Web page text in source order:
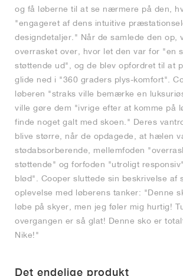
og få løberne til at se nærmere på den,
"engageret af dens intuitive
designdetaljer." Når de samlede den op,
overrasket over, hvor let den var for "en
støttende ud", og de blev opfordret til at
glide ned i "360 graders plys-komfort".
løberen "straks ville bemærke en
ville gøre dem "ivrige efter at komme på
finde noget galt med skoen." Deres
blive større, når de opdagede, at hælen
stødabsorberende, mellemfoden
støttende" og forfoden "utroligt
blød". Cooper sluttede sin beskrivelse af
oplevelse med løberens tanker: "Denne
løbe på skyer, men jeg føler mig hurtig!
overgangen er så glat! Denne sko er
Nike!"
Det endelige produkt